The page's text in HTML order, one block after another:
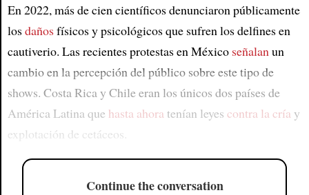
En 2022, más de cien científicos denunciaron públicamente
losdañosfísicos y psicológicos que sufren los delfines en
cautiverio. Las recientes protestas en México señalan un
cambio en la percepción del público sobre este tipo de
shows. Costa Rica y Chile eran los únicos dos países de
América Latina que hasta ahora tenían leyes contra la cría y
explotación de cetáceos.
Continue the conversation